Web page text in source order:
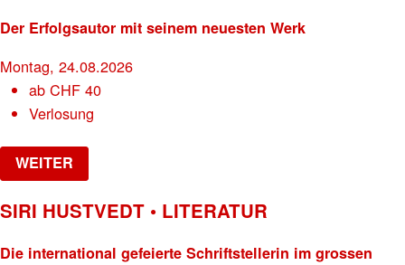
Der Erfolgsautor mit seinem neuesten Werk
Montag, 24.08.2026
abCHF 40
Verlosung
WEITER
SIRI HUSTVEDT • LITERATUR
Die international gefeierte Schriftstellerin im grossen